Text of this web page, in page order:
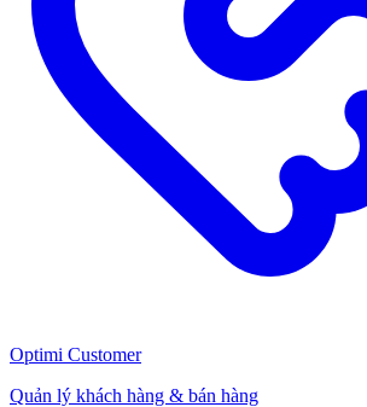
Optimi Customer
Quản lý khách hàng & bán hàng